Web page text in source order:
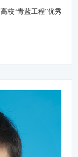
校“青蓝工程”优秀